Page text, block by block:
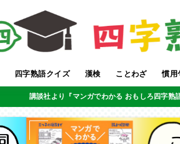
四字熟語クイズ 漢検 ことわざ 慣用
講談社より『マンガでわかる おもしろ四字熟